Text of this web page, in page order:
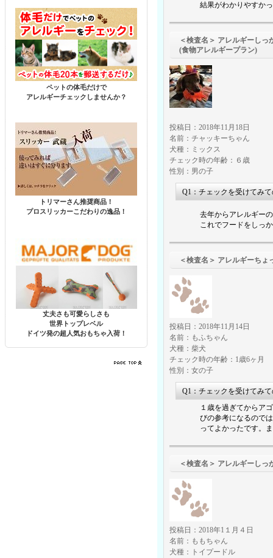
結果がわかりやすか
＜検査名＞ アレルギーし
(食物アレルギープラン)
投稿日：2018年11月18日
名前：チャッキーちゃん
犬種：ミックス
チェック時の年齢：６歳
性別：男の子
Q1：チェックを受けてみ
去年からアレルギー
これでフードをしっ
＜検査名＞ アレ
投稿日：2018年11月14日
名前：もふちゃん
犬種：柴犬
チェック時の年齢：1歳6ヶ月
性別：女の子
Q1：チェックを受けてみ
１歳を過ぎてからア
びの参考になるので
ってよかったです。
＜検査名＞ アレルギーしっ
投稿日：2018年1１月４日
名前：ももちゃん
犬種：トイプードル
ペットの体毛だけで
アレルギーチェックしませんか？
トリマーさん推奨商品！
プロスリッカーこだわりの逸品！
丈夫さも可愛らしさも
世界トップレベル
ドイツ発の超人気おもちゃ入荷！